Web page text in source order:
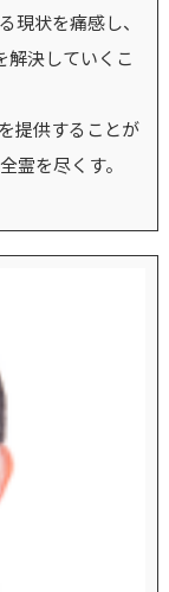
現状を痛感し、
解決していくこ
提供することが
霊を尽くす。